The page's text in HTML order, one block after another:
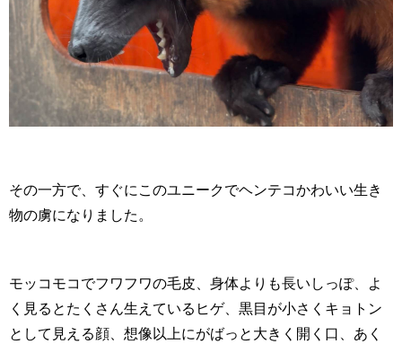
その一方で、すぐにこのユニークでヘンテコかわいい生き
物の虜になりました。
モッコモコでフワフワの毛皮、身体よりも長いしっぽ、よ
く見るとたくさん生えているヒゲ、黒目が小さくキョトン
として見える顔、想像以上にがばっと大きく開く口、あく